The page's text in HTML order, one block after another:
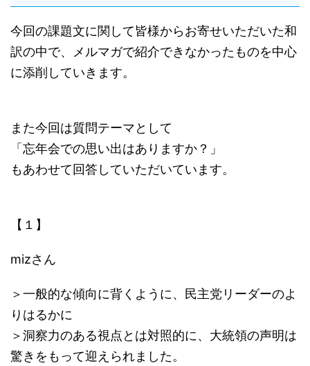
今回の課題文に関して皆様からお寄せいただいた和
訳の中で、メルマガで紹介できなかったものを中心
に添削していきます。
また今回は質問テーマとして
「忘年会での思い出はありますか？」
もあわせて回答していただいています。
【１】
mizさん
＞一般的な傾向に背くように、民主党リーダーのよ
りはるかに
＞洞察力のある視点とは対照的に、大統領の声明は
驚きをもって迎えられました。